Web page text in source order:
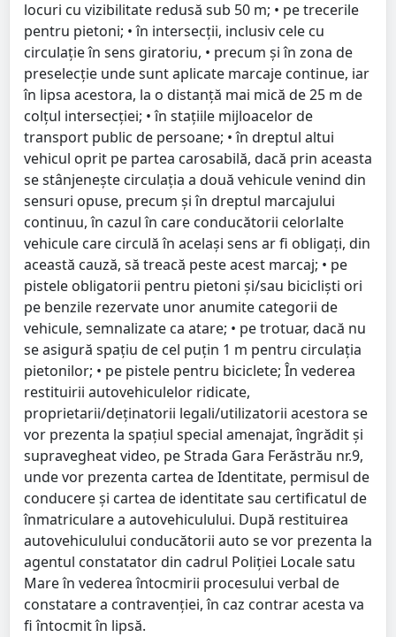
locuri cu vizibilitate redusă sub 50 m; • pe trecerile
pentru pietoni; • în intersecţii, inclusiv cele cu
circulaţie în sens giratoriu, • precum şi în zona de
preselecţie unde sunt aplicate marcaje continue, iar
în lipsa acestora, la o distanţă mai mică de 25 m de
colţul intersecţiei; • în staţiile mijloacelor de
transport public de persoane; • în dreptul altui
vehicul oprit pe partea carosabilă, dacă prin aceasta
se stânjeneşte circulaţia a două vehicule venind din
sensuri opuse, precum şi în dreptul marcajului
continuu, în cazul în care conducătorii celorlalte
vehicule care circulă în acelaşi sens ar fi obligaţi, din
această cauză, să treacă peste acest marcaj; • pe
pistele obligatorii pentru pietoni şi/sau biciclişti ori
pe benzile rezervate unor anumite categorii de
vehicule, semnalizate ca atare; • pe trotuar, dacă nu
se asigură spaţiu de cel puţin 1 m pentru circulaţia
pietonilor; • pe pistele pentru biciclete; În vederea
restituirii autovehiculelor ridicate,
proprietarii/deținatorii legali/utilizatorii acestora se
vor prezenta la spațiul special amenajat, îngrădit și
supravegheat video, pe Strada Gara Ferăstrău nr.9,
unde vor prezenta cartea de Identitate, permisul de
conducere și cartea de identitate sau certificatul de
înmatriculare a autovehiculului. După restituirea
autovehiculului conducătorii auto se vor prezenta la
agentul constatator din cadrul Poliției Locale satu
Mare în vederea întocmirii procesului verbal de
constatare a contravenției, în caz contrar acesta va
fi întocmit în lipsă.